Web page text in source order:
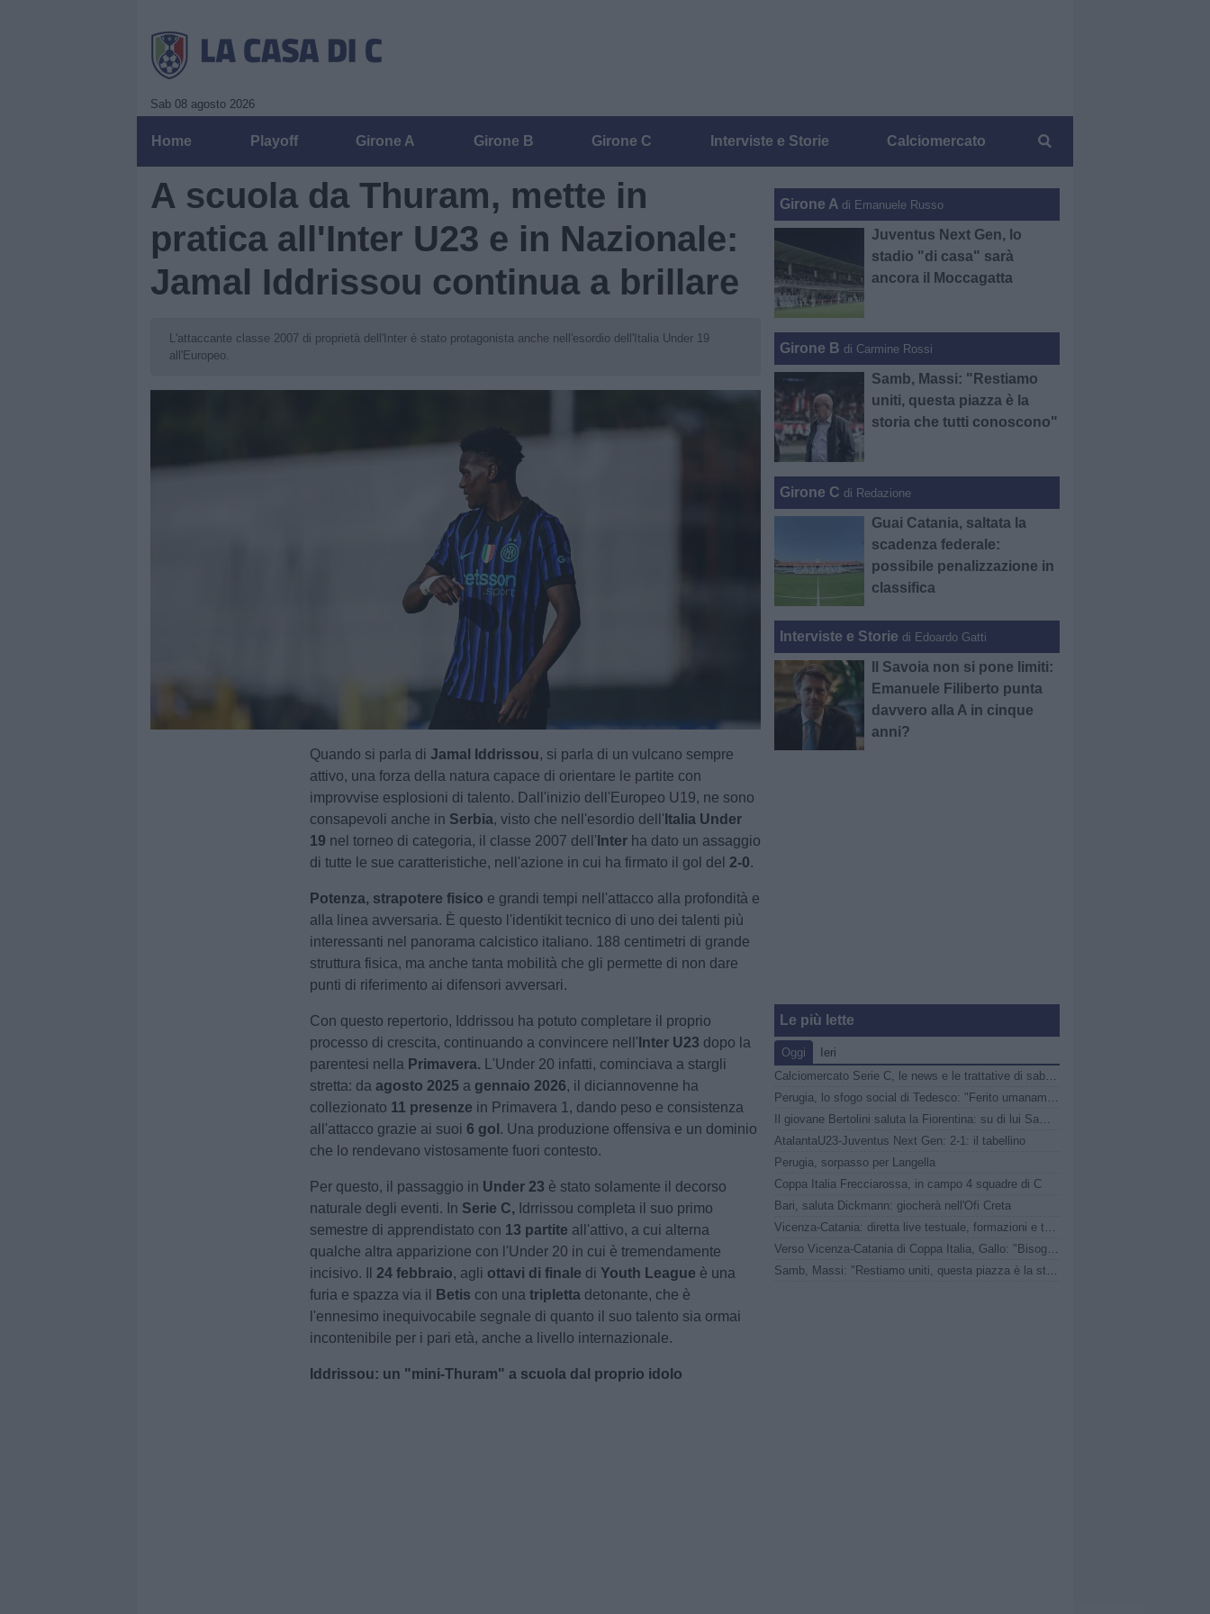
Sab 08 agosto 2026
Home Playoff Girone A Girone B Girone C Interviste e Storie Calciomercato
A scuola da Thuram, mette in
pratica all'Inter U23 e in Nazionale:
Jamal Iddrissou continua a brillare
L'attaccante classe 2007 di proprietà dell'Inter è stato protagonista anche nell'esordio dell'Italia Under 19
all'Europeo.
Quando si parla diJamal Iddrissou, si parla di un vulcano sempre
attivo, una forza della natura capace di orientare le partite con
improvvise esplosioni di talento. Dall'inizio dell'Europeo U19, ne sono
consapevoli anche in Serbia, visto che nell'esordio dell' Italia Under
19 nel torneo di categoria, il classe 2007 dell' Inter ha dato un assaggio
di tutte le sue caratteristiche, nell'azione in cui ha firmato il gol del 2-0.
Potenza, strapotere fisico e grandi tempi nell'attacco alla profondità e
alla linea avversaria. È questo l'identikit tecnico di uno dei talenti più
interessanti nel panorama calcistico italiano. 188 centimetri di grande
struttura fisica, ma anche tanta mobilità che gli permette di non dare
punti di riferimento ai difensori avversari.
Con questo repertorio, Iddrissou ha potuto completare il proprio
processo di crescita, continuando a convincere nell' Inter U23 dopo la
parentesi nella Primavera.
L'Under 20 infatti, cominciava a stargli
stretta: daagosto 2025 a gennaio 2026, il diciannovenne ha
collezionato 11 presenze in Primavera 1, dando peso e consistenza
all'attacco grazie ai suoi 6 gol . Una produzione offensiva e un dominio
che lo rendevano vistosamente fuori contesto.
Per questo, il passaggio in Under 23 è stato solamente il decorso
naturale degli eventi. In Serie C, Idrrissou completa il suo primo
semestre di apprendistato con 13 partite all'attivo, a cui alterna
qualche altra apparizione con l'Under 20 in cui è tremendamente
incisivo. Il 24 febbraio, agli ottavi di finale diYouth League è una
furia e spazza via il
Betis con unatripletta detonante, che è
l'ennesimo inequivocabile segnale di quanto il suo talento sia ormai
incontenibile per i pari età, anche a livello internazionale.
Iddrissou: un "mini-Thuram" a scuola dal proprio idolo
Girone A di Emanuele Russo
Juventus Next Gen, lo
stadio "di casa" sarà
ancora il Moccagatta
Girone B di Carmine Rossi
Samb, Massi: "Restiamo
uniti, questa piazza è la
storia che tutti conoscono"
Girone C di Redazione
Guai Catania, saltata la
scadenza federale:
possibile penalizzazione in
classifica
Interviste e Storie di Edoardo Gatti
Il Savoia non si pone limiti:
Emanuele Filiberto punta
davvero alla A in cinque
anni?
Le più lette
Oggi
Ieri
Calciomercato Serie C, le news e le trattative di sabato 8 agosto | LIVE
Perugia, lo sfogo social di Tedesco: "Ferito umanamente da Alessandro Gaucci"
Il giovane Bertolini saluta la Fiorentina: su di lui Samb e Livorno
AtalantaU23-Juventus Next Gen: 2-1: il tabellino
Perugia, sorpasso per Langella
Coppa Italia Frecciarossa, in campo 4 squadre di C
Bari, saluta Dickmann: giocherà nell'Ofi Creta
Vicenza-Catania: diretta live testuale, formazioni e tabellino
Verso Vicenza-Catania di Coppa Italia, Gallo: "Bisogna pedalare, nessuno ha il posto sicuro"
Samb, Massi: "Restiamo uniti, questa piazza è la storia che tutti conoscono"